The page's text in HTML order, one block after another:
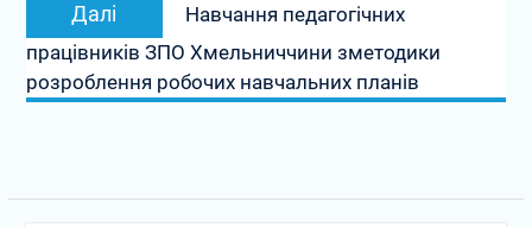
Далі
запис:
Навчання педагогічних
працівників ЗПО Хмельниччини зметодики
розроблення робочих навчальних планів